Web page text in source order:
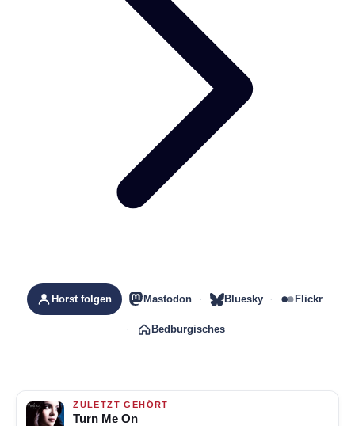
Horst folgen Mastodon Bluesky Flickr
Bedburgisches
ZULETZT GEHÖRT
Turn Me On